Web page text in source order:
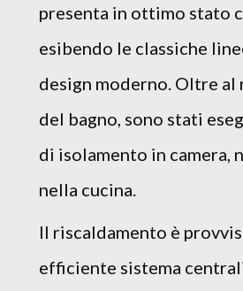
presenta in ottimo stato
esibendo le classiche
design moderno. Oltre
del bagno, sono stati
di isolamento in camera,
nella cucina.
Il riscaldamento è
efficiente sistema